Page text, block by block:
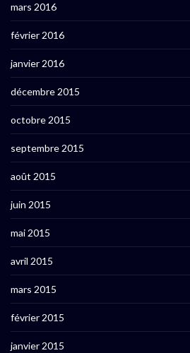
mars 2016
février 2016
janvier 2016
décembre 2015
octobre 2015
septembre 2015
août 2015
juin 2015
mai 2015
avril 2015
mars 2015
février 2015
janvier 2015